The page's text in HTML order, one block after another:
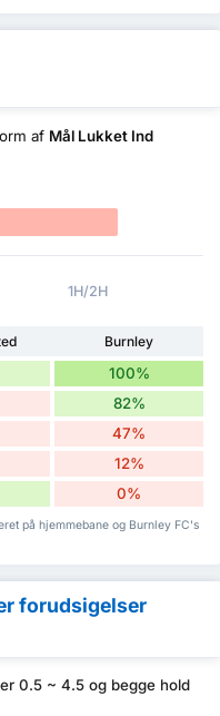
af Mål Lukket Ind
1H/2H
Burnley
100%
82%
47%
12%
0%
på hjemmebane og Burnley FC's
forudsigelser
0.5 ~ 4.5 og begge hold